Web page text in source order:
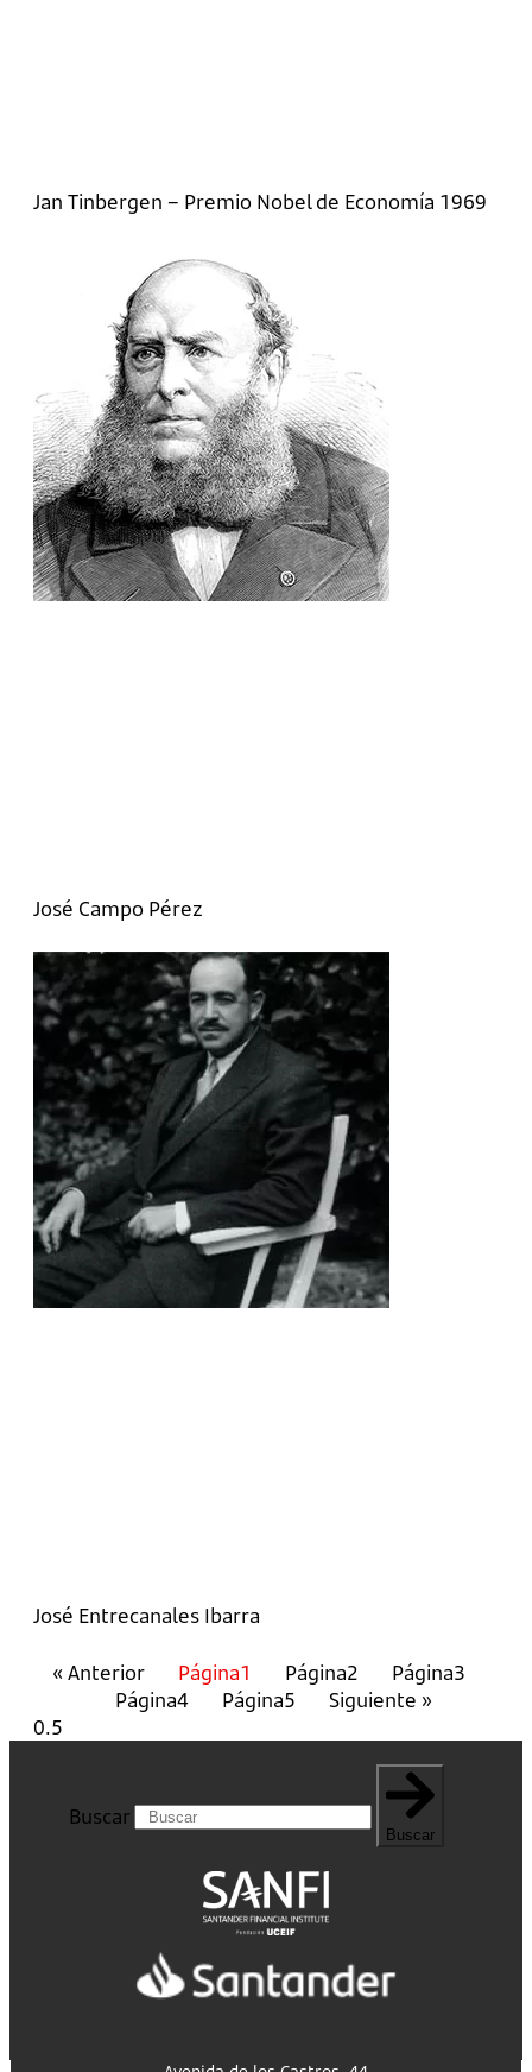
Jan Tinbergen – Premio Nobel de Economía 1969
José Campo Pérez
José Entrecanales Ibarra
« Anterior Página1 Página2 Página3
Página4 Página5 Siguiente »
Buscar
Buscar